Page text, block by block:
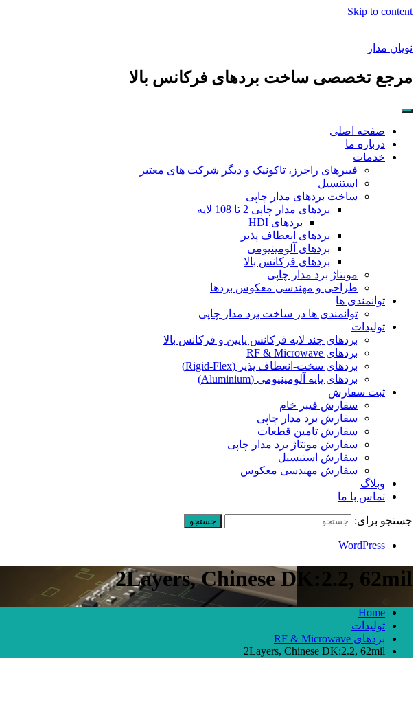
Skip to content
نویان مدار
مرجع تخصصی ساخت بردهای فرکانس بالا
صفحه اصلی
درباره ما
خدمات
فیبرهای راجرز، تاکونیک و دیگر شرکت های معتبر
استنسیل
ساخت بردهای مدار چاپی
بردهای مدار چاپی 2 تا 108 لایه
بردهای HDI
بردهای انعطاف پذیر
بردهای آلومینیومی
بردهای فرکانس بالا
مونتاژ برد مدار چاپی
طراحی و مهندسی معکوس بردها
توانمندی ها
توانمندی ها در ساخت برد مدار چاپی
تولیدات
بردهای چند لایه فرکانس پایین و فرکانس بالا
بردهای RF & Microwave
بردهای سخت-انعطاف پذیر (Rigid-Flex)
بردهای پایه آلومینیومی (Aluminium)
ثبت سفارش
سفارش فیبر خام
سفارش برد مدار چاپی
سفارش تامین قطعات
سفارش مونتاژ برد مدار چاپی
سفارش استنسیل
سفارش مهندسی معکوس
وبلاگ
تماس با ما
جستجو برای:
WordPress
2Layers, Chinese DK:2.2, 62mil
Home
تولیدات
بردهای RF & Microwave
2Layers, Chinese DK:2.2, 62mil